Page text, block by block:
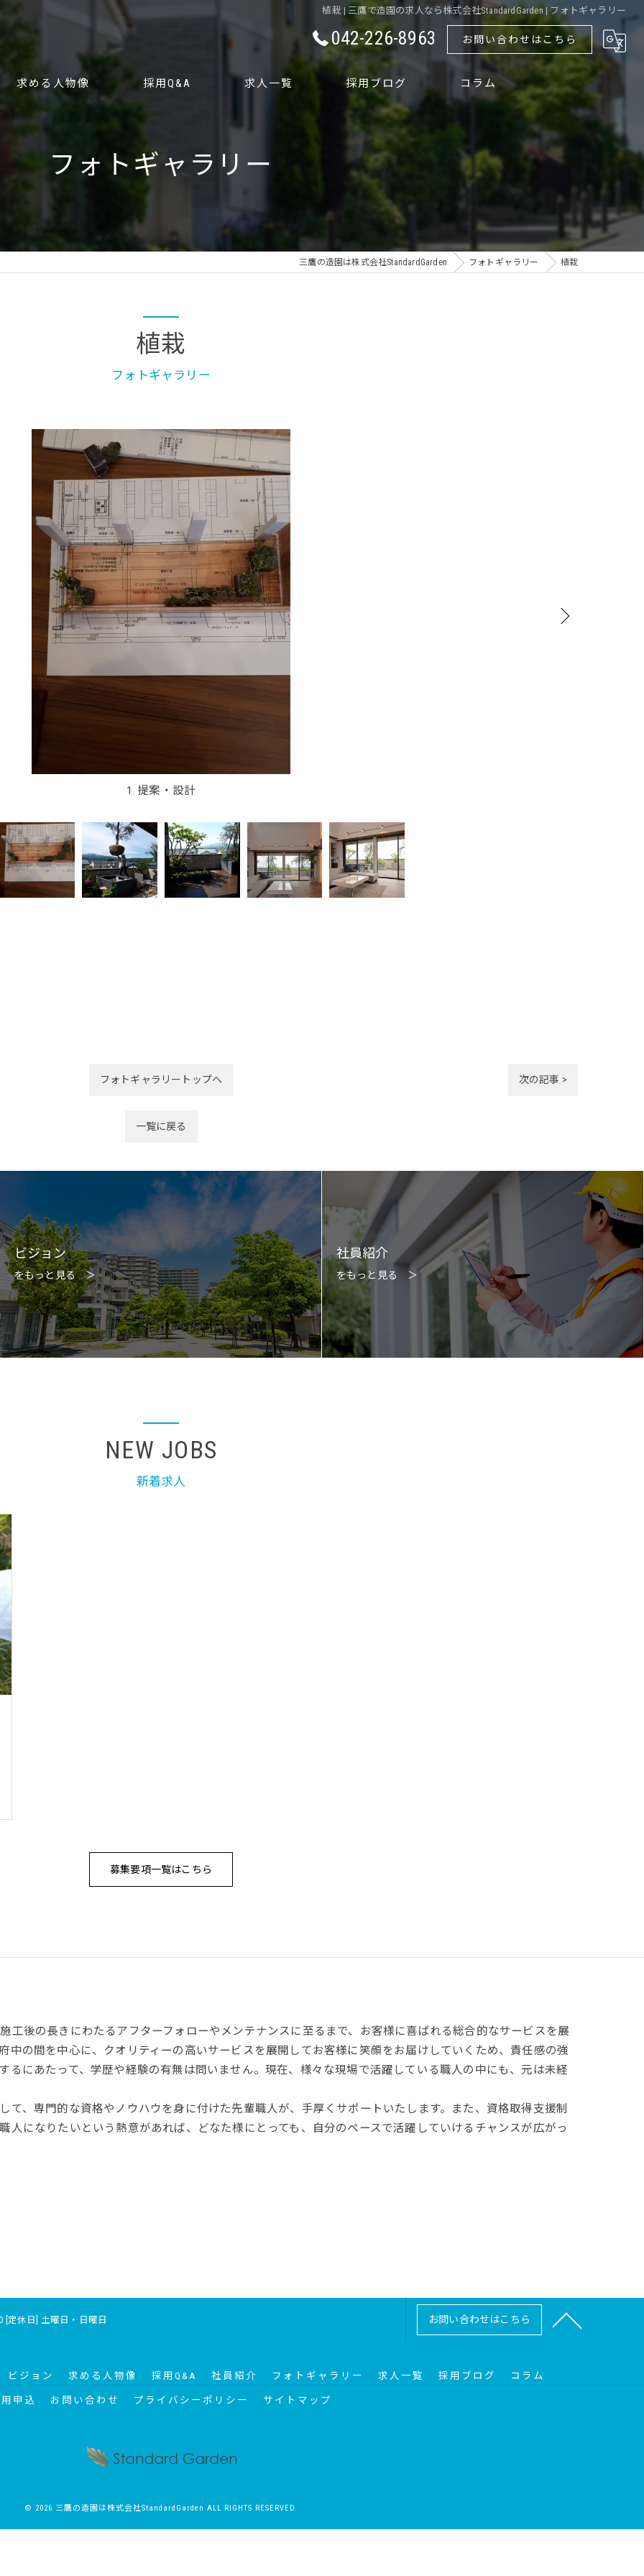
植栽 | 三鷹で造園の求人なら株式会社StandardGarden | フォトギャラリー
042-226-8963 お問い合わせはこちら
求める人物像 採用Q&A 求人一覧 採用ブログ コラム
フォトギャラリー
三鷹の造園は株式会社StandardGarden フォトギャラリー 植栽
フォトギャラリー
植栽
1. 提案・設計
2. 施工
フォトギャラリートップへ 次の記事 >
一覧に戻る
ビジョン
をもっと見る ＞
社員紹介
をもっと見る ＞
新着求人
NEW JOBS
募集要項一覧はこちら
工後の長きにわたるアフターフォローやメンテナンスに至るまで、お客様に喜ばれる総合的なサービスを展
中の間を中心に、クオリティーの高いサービスを展開してお客様に笑顔をお届けしていくため、責任感の強
るにあたって、学歴や経験の有無は問いません。現在、様々な現場で活躍している職人の中にも、元は未経
て、専門的な資格やノウハウを身に付けた先輩職人が、手厚くサポートいたします。また、資格取得支援制
人になりたいという熱意があれば、どなた様にとっても、自分のペースで活躍していけるチャンスが広がっ
[定休日] 土曜日・日曜日 お問い合わせはこちら
ビジョン 求める人物像 採用Q&A 社員紹介 フォトギャラリー 求人一覧 採用ブログ コラム
申込 お問い合わせ プライバシーポリシー サイトマップ
© 2026 三鷹の造園は株式会社StandardGarden ALL RIGHTS RESERVED.